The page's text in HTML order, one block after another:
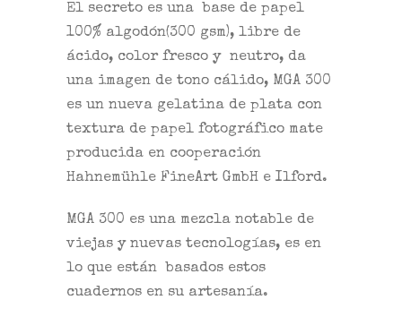
El secreto es una base de papel
100% algodón(300 gsm), libre de
ácido, color fresco y neutro, da
una imagen de tono cálido, MGA 300
es un nueva gelatina de plata con
textura de papel fotográfico mate
producida en cooperación
Hahnemühle FineArt GmbH e Ilford.
MGA 300 es una mezcla notable de
viejas y nuevas tecnologías, es en
lo que están basados estos
cuadernos en su artesanía.